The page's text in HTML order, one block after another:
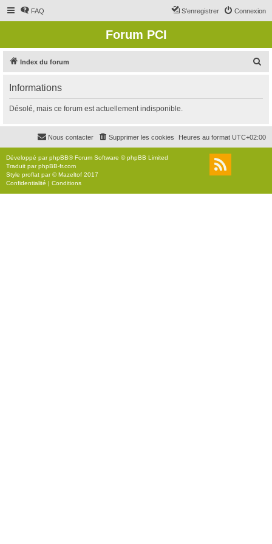
FAQ Connexion
S’enregistrer
Forum PCI
Index du forum
r
c
r
Informations
Désolé, mais ce forum est actuellement indisponible.
Heures au format UTC+02:00
Supprimer les cookies
Nous contacter
Développé parphpBB® Forum Software © phpBB Limited
Traduit parphpBB-fr.com
Style proflat par ©Mazeltof 2017
Confidentialité | Conditions